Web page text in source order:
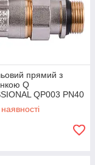
прямий з
Q
QP003 PN40
Білий